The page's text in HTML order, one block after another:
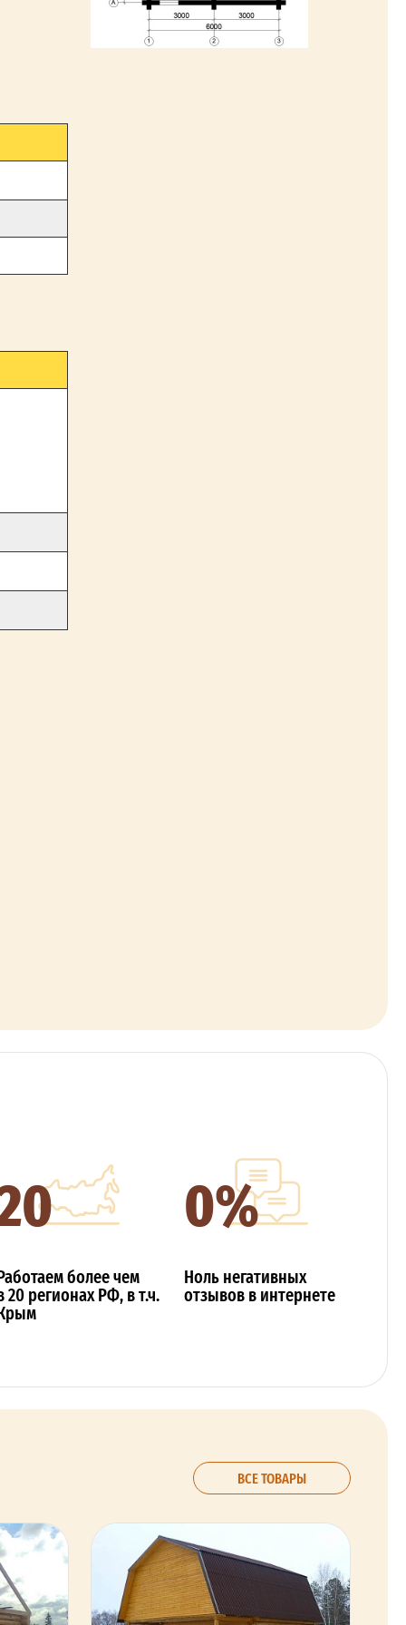
более чем
20 регионах РФ, в т.ч.
0%
Ноль негативных
отзывов в интернете
ВСЕ ТОВАРЫ